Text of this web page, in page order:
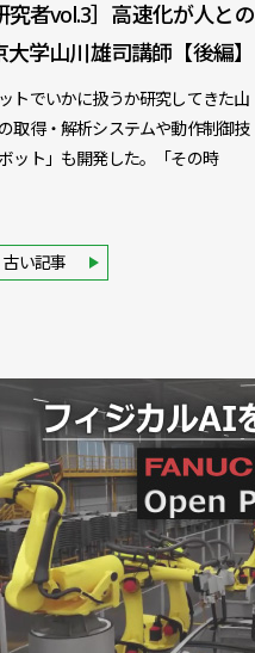
究者vol.3］高速化が人との
学山川雄司講師【後編】
トでいかに扱うか研究してきた山
取得・解析システムや動作制御技
ット」も開発した。「その時
古い記事